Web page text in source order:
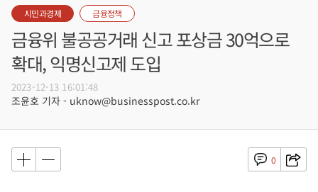
시민과경제 금융정책
금융위 불공공거래 신고 포상금 30억으로
확대, 익명신고제 도입
2023-12-13 16:01:48
조윤호 기자 - uknow@businesspost.co.kr
0